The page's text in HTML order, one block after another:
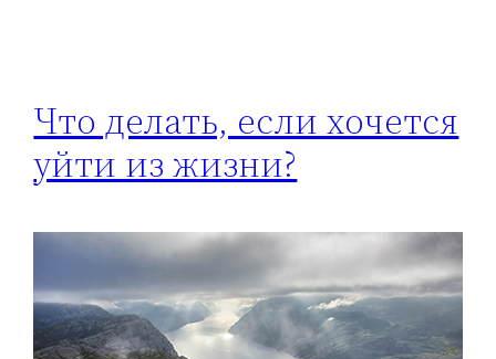
Что делать, если хочется
уйти из жизни?